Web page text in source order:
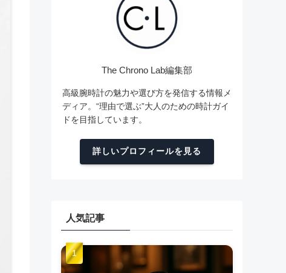
The Chrono Lab編集部
高級腕時計の魅力や選び方を発信する情報メ
ディア。“理由で選ぶ”大人のための時計ガイ
ドを目指しています。
詳しいプロフィールを見る
人気記事